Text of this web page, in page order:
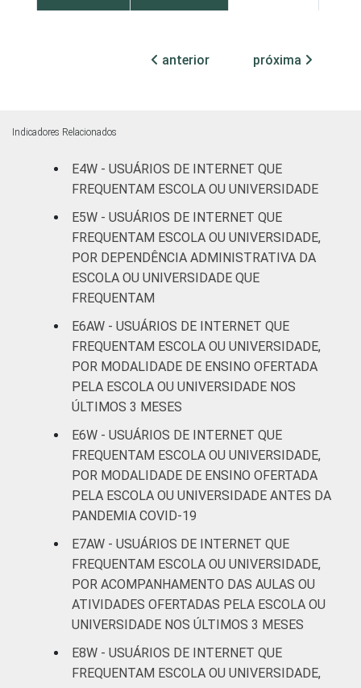
ETÁRIA
De 25 a 34
anos
16
anos
15
De 45 a 59
De 60 anos
ou mais
34
CLASSE
AB
C 17
DE 23
Estudos para o Desenvolvimento da
Sociedade da Informação (Cetic.br),
Pesquisa on-line com usuários de Internet no
Brasil - Painel TIC COVID-19 - Edição 4.
anterior próxima
Indicadores Relacionados
E4W - USUÁRIOS DE INTERNET QUE
FREQUENTAM ESCOLA OU UNIVERSIDADE
E5W - USUÁRIOS DE INTERNET QUE
FREQUENTAM ESCOLA OU UNIVERSIDADE,
POR DEPENDÊNCIA ADMINISTRATIVA DA
ESCOLA OU UNIVERSIDADE QUE
FREQUENTAM
E6AW - USUÁRIOS DE INTERNET QUE
FREQUENTAM ESCOLA OU UNIVERSIDADE,
POR MODALIDADE DE ENSINO OFERTADA
PELA ESCOLA OU UNIVERSIDADE NOS
ÚLTIMOS 3 MESES
E6W - USUÁRIOS DE INTERNET QUE
FREQUENTAM ESCOLA OU UNIVERSIDADE,
POR MODALIDADE DE ENSINO OFERTADA
PELA ESCOLA OU UNIVERSIDADE ANTES DA
PANDEMIA COVID-19
E7AW - USUÁRIOS DE INTERNET QUE
FREQUENTAM ESCOLA OU UNIVERSIDADE,
POR ACOMPANHAMENTO DAS AULAS OU
ATIVIDADES OFERTADAS PELA ESCOLA OU
UNIVERSIDADE NOS ÚLTIMOS 3 MESES
E8W - USUÁRIOS DE INTERNET QUE
FREQUENTAM ESCOLA OU UNIVERSIDADE,